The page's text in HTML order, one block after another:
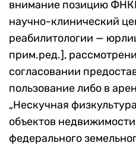
внимание позицию
научно-клинический
реабилитологии —
прим.ред.],
согласовании
пользование либо в
„Нескучная
объектов
федерального